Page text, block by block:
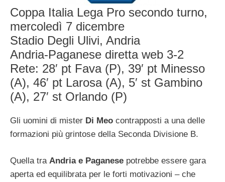
Coppa Italia Lega Pro secondo turno,
mercoledì 7 dicembre
Stadio Degli Ulivi, Andria
Andria-Paganese diretta web 3-2
Rete: 28′ pt Fava (P), 39′ pt Minesso
(A), 46′ pt Larosa (A), 5′ st Gambino
(A), 27′ st Orlando (P)
Gli uomini di mister Di Meo contrapposti a una delle
formazioni più grintose della Seconda Divisione B.
Quella tra Andria e Paganese potrebbe essere gara
aperta ed equilibrata per le forti motivazioni – che